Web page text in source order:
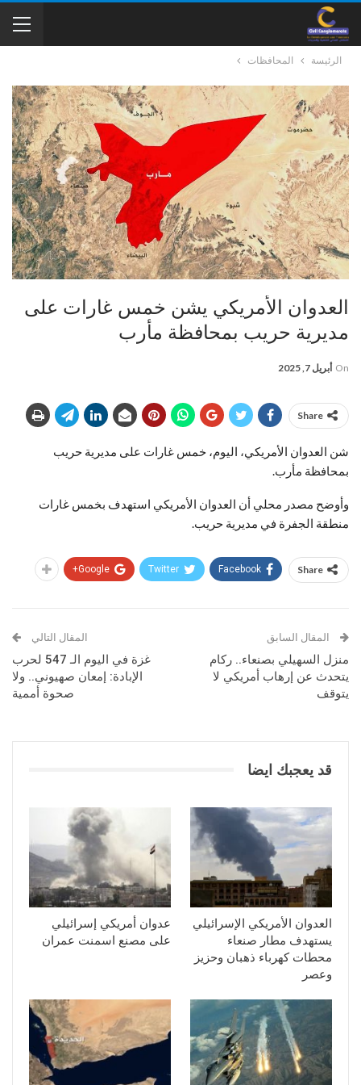
الرئيسة المحافظات
العدوان الأمريكي يشن خمس غارات على
مديرية حريب بمحافظة مأرب
On أبريل 7, 2025
Share
شن العدوان الأمريكي، اليوم، خمس غارات على مديرية حريب
بمحافظة مأرب.
وأوضح مصدر محلي أن العدوان الأمريكي استهدف بخمس غارات
منطقة الجفرة في مديرية حريب.
Share
Facebook
Twitter
Google+
المقال السابق
منزل السهيلي بصنعاء.. ركام
يتحدث عن إرهاب أمريكي لا
يتوقف
المقال التالي
غزة في اليوم الـ 547 لحرب
الإبادة: إمعان صهيوني.. ولا
صحوة أممية
قد يعجبك ايضا
العدوان الأمريكي الإسرائيلي
يستهدف مطار صنعاء
محطات كهرباء ذهبان وحزيز
وعصر
عدوان أمريكي إسرائيلي
على مصنع اسمنت عمران